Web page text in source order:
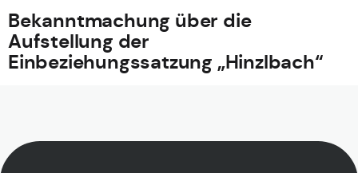
Bekanntmachung über die
Aufstellung der
Einbeziehungssatzung „Hinzlbach“